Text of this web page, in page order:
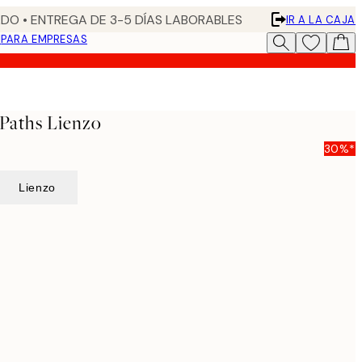
• ENTREGA DE 3-5 DÍAS LABORABLES
IR A LA CAJA
PARA EMPRESAS
Lienzo
30%*
Lienzo